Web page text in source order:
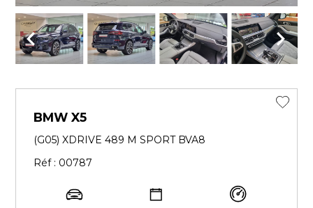
BMW X5
(G05) XDRIVE 489 M SPORT BVA8
Réf : 00787